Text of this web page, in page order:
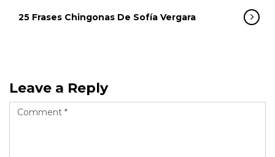
25 Frases Chingonas De Sofía Vergara
Leave a Reply